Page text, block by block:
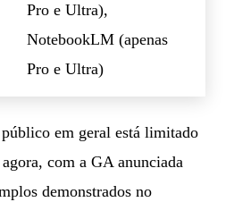
Pro e Ultra),
NotebookLM (apenas
Pro e Ultra)
em geral está limitado
com a GA anunciada
demonstrados no